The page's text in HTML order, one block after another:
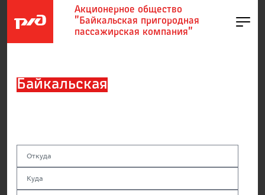
Акционерное общество
"Байкальская пригородная
пассажирская компания"
Байкальская